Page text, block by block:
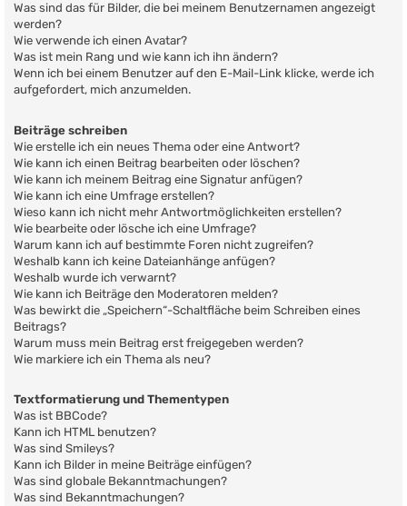
Was sind das für Bilder, die bei meinem Benutzernamen angezeigt
werden?
Wie verwende ich einen Avatar?
Was ist mein Rang und wie kann ich ihn ändern?
Wenn ich bei einem Benutzer auf den E-Mail-Link klicke, werde ich
aufgefordert, mich anzumelden.
Beiträge schreiben
Wie erstelle ich ein neues Thema oder eine Antwort?
Wie kann ich einen Beitrag bearbeiten oder löschen?
Wie kann ich meinem Beitrag eine Signatur anfügen?
Wie kann ich eine Umfrage erstellen?
Wieso kann ich nicht mehr Antwortmöglichkeiten erstellen?
Wie bearbeite oder lösche ich eine Umfrage?
Warum kann ich auf bestimmte Foren nicht zugreifen?
Weshalb kann ich keine Dateianhänge anfügen?
Weshalb wurde ich verwarnt?
Wie kann ich Beiträge den Moderatoren melden?
Was bewirkt die „Speichern“-Schaltfläche beim Schreiben eines
Beitrags?
Warum muss mein Beitrag erst freigegeben werden?
Wie markiere ich ein Thema als neu?
Textformatierung und Thementypen
Was ist BBCode?
Kann ich HTML benutzen?
Was sind Smileys?
Kann ich Bilder in meine Beiträge einfügen?
Was sind globale Bekanntmachungen?
Was sind Bekanntmachungen?